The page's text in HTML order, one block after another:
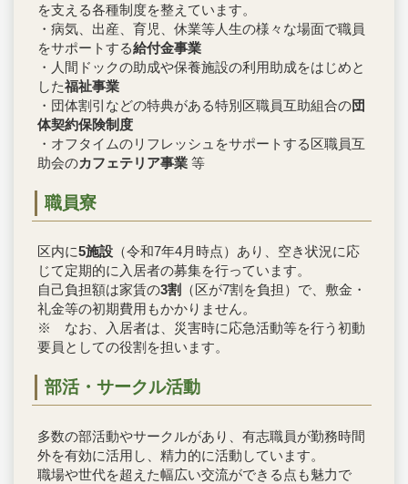
を支える各種制度を整えています。
・病気、出産、育児、休業等人生の様々な場面で職員
をサポートする給付金事業
・人間ドックの助成や保養施設の利用助成をはじめと
した福祉事業
・団体割引などの特典がある特別区職員互助組合の団
体契約保険制度
・オフタイムのリフレッシュをサポートする区職員互
助会のカフェテリア事業 等
職員寮
区内に5施設 （令和7年4月時点）あり、空き状況に応
じて定期的に入居者の募集を行っています。
自己負担額は家賃の3割
（区が7割を負担）で、敷金・
礼金等の初期費用もかかりません。
※ なお、入居者は、災害時に応急活動等を行う初動
要員としての役割を担います。
部活・サークル活動
多数の部活動やサークルがあり、有志職員が勤務時間
外を有効に活用し、精力的に活動しています。
職場や世代を超えた幅広い交流ができる点も魅力で